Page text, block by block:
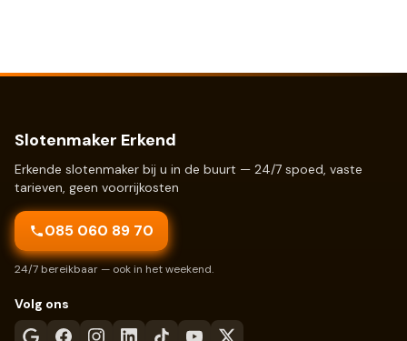
Slotenmaker Erkend
Erkende slotenmaker bij u in de buurt — 24/7 spoed, vaste
tarieven, geen voorrijkosten
085 060 89 70
24/7 bereikbaar — ook in het weekend.
Volg ons